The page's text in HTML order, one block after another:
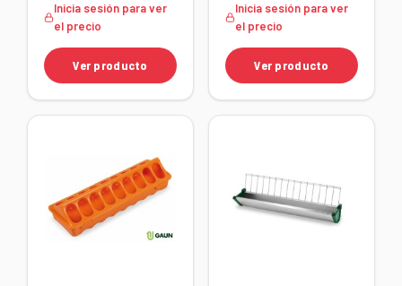
Inicia sesión para ver
el precio
Ver producto
Inicia sesión para ver
el precio
Ver producto